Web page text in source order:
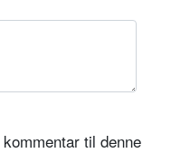
til denne